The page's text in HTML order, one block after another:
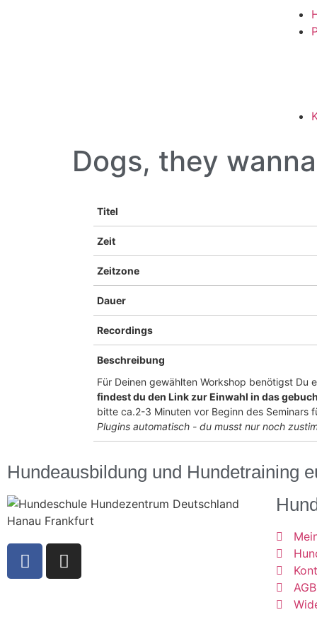
Dogs, they
Titel
Zeit
Zeitzone
Dauer
Recordings
Beschreibung
Für Deinen gewählten Workshop benötigst
findest du den Link zur Einwahl in das
bitte ca.2-3 Minuten vor Beginn des Seminars
Plugins automatisch - du musst nur noch
Hundeausbildung und Hundetraining
AGB